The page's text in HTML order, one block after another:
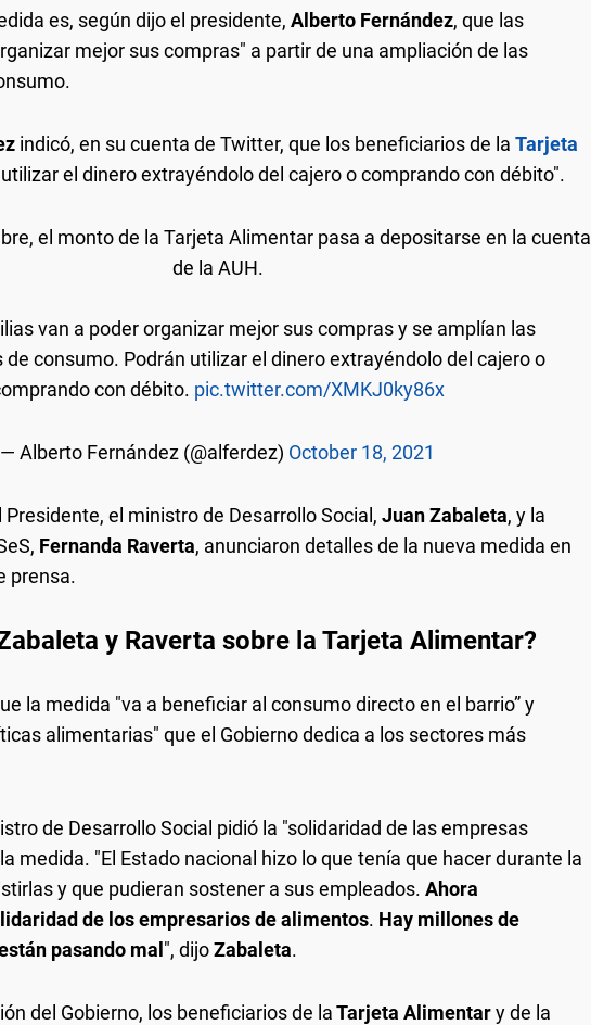
es, según dijo el presidente, Alberto Fernández, que las
mejor sus compras" a partir de una ampliación de las
indicó, en su cuenta de Twitter, que los beneficiarios de la Tarjeta
el dinero extrayéndolo del cajero o comprando con débito".
el monto de la Tarjeta Alimentar pasa a depositarse en la cuenta
de la AUH.
van a poder organizar mejor sus compras y se amplían las
de consumo. Podrán utilizar el dinero extrayéndolo del cajero o
con débito. pic.twitter.com/XMKJ0ky86x
— Alberto Fernández (@alferdez) October 18, 2021
el ministro de Desarrollo Social, Juan Zabaleta, y la
Fernanda Raverta, anunciaron detalles de la nueva medida en
prensa.
y Raverta sobre la Tarjeta Alimentar?
la medida "va a beneficiar al consumo directo en el barrio” y
alimentarias" que el Gobierno dedica a los sectores más
de Desarrollo Social pidió la "solidaridad de las empresas
medida. "El Estado nacional hizo lo que tenía que hacer durante la
y que pudieran sostener a sus empleados. Ahora
de los empresarios de alimentos. Hay millones de
pasando mal", dijoZabaleta.
del Gobierno, los beneficiarios de laTarjeta Alimentary de la